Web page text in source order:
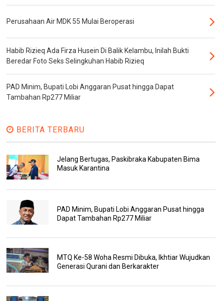
Perusahaan Air MDK 55 Mulai Beroperasi
Habib Rizieq Ada Firza Husein Di Balik Kelambu, Inilah Bukti
Beredar Foto Seks Selingkuhan Habib Rizieq
PAD Minim, Bupati Lobi Anggaran Pusat hingga Dapat
Tambahan Rp277 Miliar
BERITA TERBARU
Jelang Bertugas, Paskibraka Kabupaten Bima
Masuk Karantina
PAD Minim, Bupati Lobi Anggaran Pusat hingga
Dapat Tambahan Rp277 Miliar
MTQ Ke-58 Woha Resmi Dibuka, Ikhtiar Wujudkan
Generasi Qurani dan Berkarakter